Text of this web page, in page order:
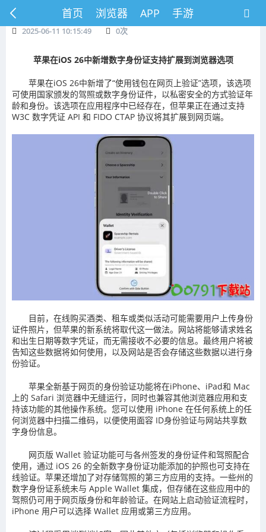
首页 浏览器 APP 手游
2025-06-11 10:15:49 0次
苹果在iOS 26中新增数字身份证支持扩展到浏览器选项
苹果在iOS 26中新增了“使用钱包在网页上验证”选项，该选项
可使用国家颁发的驾照或数字身份证件，以私密安全的方式验证年
龄和身份。该选项在应用程序中已经存在，但苹果正在通过支持
W3C 数字凭证 API 和 FIDO CTAP 协议将其扩展到网页端。
目前，在线购买酒类、租车或类似活动可能需要用户上传身份
证件照片，但苹果的新系统将取代这一做法。网站将能够请求姓名
和出生日期等数字凭证，而无需接收不必要的信息。最终用户将被
告知这些数据将如何使用，以及网站是否会存储这些数据以进行身
份验证。
苹果全新基于网页的身份验证功能将在iPhone、iPad和 Mac
上的 Safari 浏览器中无缝运行，同时也兼容其他浏览器应用和支
持该功能的其他操作系统。您可以使用 iPhone 在任何系统上的任
何浏览器中扫描二维码，以便使用面容 ID身份验证与网站共享数
字身份信息。
网页版 Wallet 验证功能可与各州签发的身份证件和驾照配合
使用，通过 iOS 26 的全新数字身份证功能添加的护照也可支持在
线验证。苹果还增加了对存储驾照的第三方应用的支持。一些州的
数字身份证系统未与 Apple Wallet 集成，但存储在这些应用中的
驾照仍可用于网页版身份和年龄验证。在网站上启动验证流程时，
iPhone 用户可以选择 Wallet 应用或第三方应用。